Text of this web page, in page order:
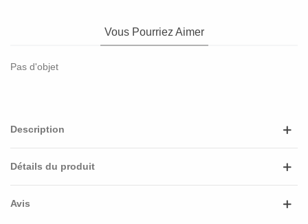
Vous Pourriez Aimer
Pas d'objet
Description
Détails du produit
Avis